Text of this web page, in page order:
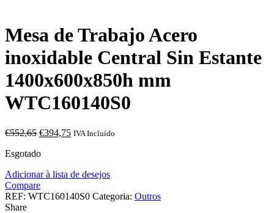
Mesa de Trabajo Acero
inoxidable Central Sin Estante
1400x600x850h mm
WTC160140S0
€552,65 O
original
€552,65.
€394,75O
€394,75.
IVA Incluído
Esgotado
Adicionar à lista de desejos
Compare
REF: WTC160140S0 Categoria: Outros
Share